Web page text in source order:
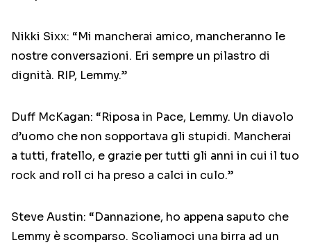
Nikki Sixx: “Mi mancherai amico, mancheranno le
nostre conversazioni. Eri sempre un pilastro di
dignità. RIP, Lemmy.”
Duff McKagan: “Riposa in Pace, Lemmy. Un diavolo
d’uomo che non sopportava gli stupidi. Mancherai
a tutti, fratello, e grazie per tutti gli anni in cui il tuo
rock and roll ci ha preso a calci in culo.”
Steve Austin: “Dannazione, ho appena saputo che
Lemmy è scomparso. Scoliamoci una birra ad un